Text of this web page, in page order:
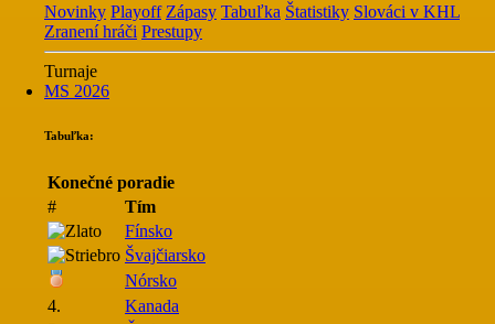
Novinky Playoff Zápasy Tabuľka Štatistiky Slováci v KHL
Zranení hráči Prestupy
Turnaje
MS 2026
Tabuľka:
Konečné poradie
#
Tím
Fínsko
Švajčiarsko
Nórsko
4.
Kanada